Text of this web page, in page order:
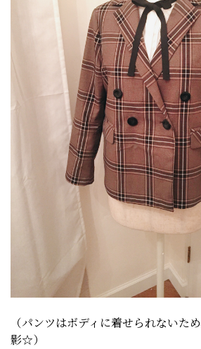
（パンツはボディに着せられないた
影☆）